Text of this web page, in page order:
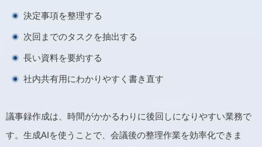
決定事項を整理する
次回までのタスクを抽出する
長い資料を要約する
社内共有用にわかりやすく書き直す
議事録作成は、時間がかかるわりに後回しになりやすい業務で
す。生成AIを使うことで、会議後の整理作業を効率化できま